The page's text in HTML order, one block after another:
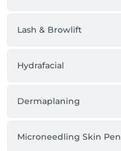
Lash & Browlift
Hydrafacial
Dermaplaning
Microneedling Skin Pen